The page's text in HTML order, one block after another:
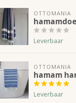
OTTOMANIA
Leverbaar
OTTOMANIA
hamam
Leverbaar